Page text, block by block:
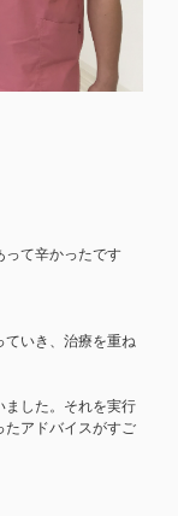
って辛かったです
ていき、治療を重ね
ました。それを実行
たアドバイスがすご